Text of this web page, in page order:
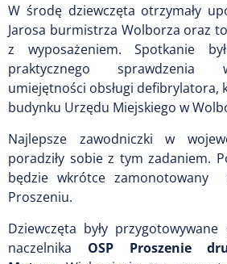
W środę dziewczęta otrzymały
Jarosa burmistrza Wolborza oraz
z wyposażeniem. Spotkanie
praktycznego sprawdzenia
umiejętności obsługi defibrylatora,
budynku Urzędu Miejskiego w
Najlepsze zawodniczki w
poradziły sobie z tym zadaniem.
będzie wkrótce zamonotowany
Proszeniu.
Dziewczęta były
naczelnika OSP Proszenie